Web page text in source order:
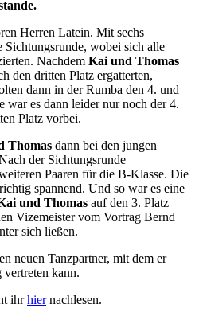
Herren Latein. Mit sechs
Sichtungsrunde, wobei sich alle
Nachdem Kai und Thomas
den dritten Platz ergatterten,
dann in der Rumba den 4. und
war es dann leider nur noch der 4.
Platz vorbei.
Thomas dann bei den jungen
der Sichtungsrunde
Paaren für die B-Klasse. Die
spannend. Und so war es eine
und Thomas auf den 3. Platz
Vizemeister vom Vortrag Bernd
sich ließen.
neuen Tanzpartner, mit dem er
vertreten kann.
ihrhiernachlesen.